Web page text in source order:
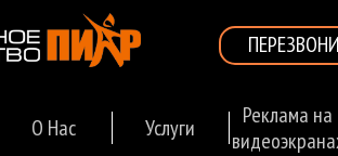
О Нас Услуги
Реклама на